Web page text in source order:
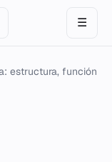
☰
estructura, función